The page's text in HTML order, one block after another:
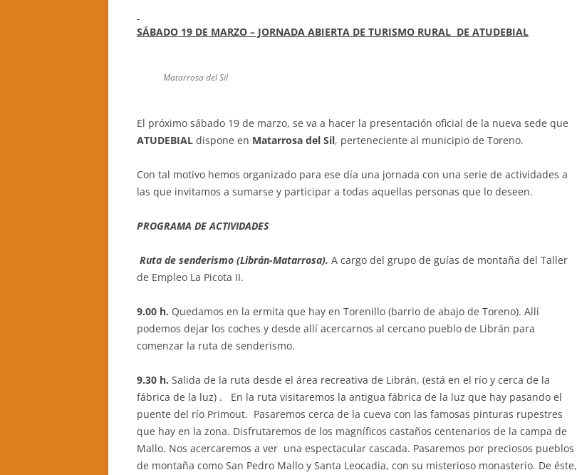
CASA RURAL LA CANDEA
HOTEL RURAL EL VERDENAL
CASA RURAL AURORA
SÁBADO 19 DE MARZO – JORNADA ABIERTA DE TURISMO RURAL DE ATUDEBIAL
Matarrosa del Sil
El próximo sábado 19 de marzo, se va a hacer la presentación oficial de la nueva sede que
ATUDEBIAL dispone en Matarrosa del Sil, perteneciente al municipio de Toreno.
Con tal motivo hemos organizado para ese día una jornada con una serie de actividades a
las que invitamos a sumarse y participar a todas aquellas personas que lo deseen.
PROGRAMA DE ACTIVIDADES
Ruta de senderismo (Librán-Matarrosa). A cargo del grupo de guías de montaña del Taller
de Empleo La Picota II.
9.00 h. Quedamos en la ermita que hay en Torenillo (barrio de abajo de Toreno). Allí
podemos dejar los coches y desde allí acercarnos al cercano pueblo de Librán para
comenzar la ruta de senderismo.
9.30 h. Salida de la ruta desde el área recreativa de Librán, (está en el río y cerca de la
fábrica de la luz) . En la ruta visitaremos la antigua fábrica de la luz que hay pasando el
puente del río Primout. Pasaremos cerca de la cueva con las famosas pinturas rupestres
que hay en la zona. Disfrutaremos de los magníficos castaños centenarios de la campa de
Mallo. Nos acercaremos a ver una espectacular cascada. Pasaremos por preciosos pueblos
de montaña como San Pedro Mallo y Santa Leocadia, con su misterioso monasterio. De éste,